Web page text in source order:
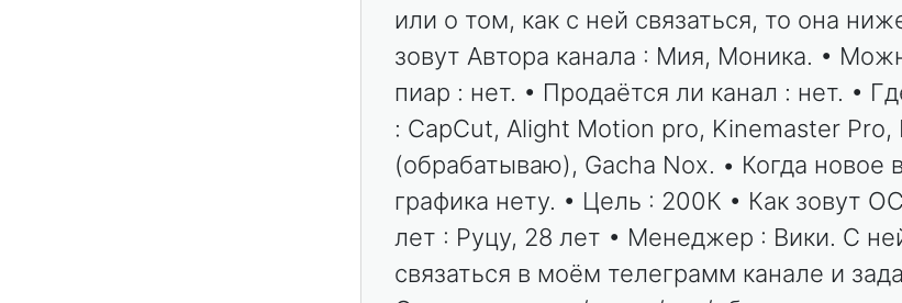
или о том, как с ней связаться, то она
зовут Автора канала : Мия, Моника. •
пиар : нет. • Продаётся ли канал : нет. •
: CapCut, Alight Motion pro, Kinemaster Pro,
(обрабатываю), Gacha Nox. • Когда новое
графика нету. • Цель : 200К • Как зовут
лет : Руцу, 28 лет • Менеджер : Вики. С
связаться в моём телеграмм канале и